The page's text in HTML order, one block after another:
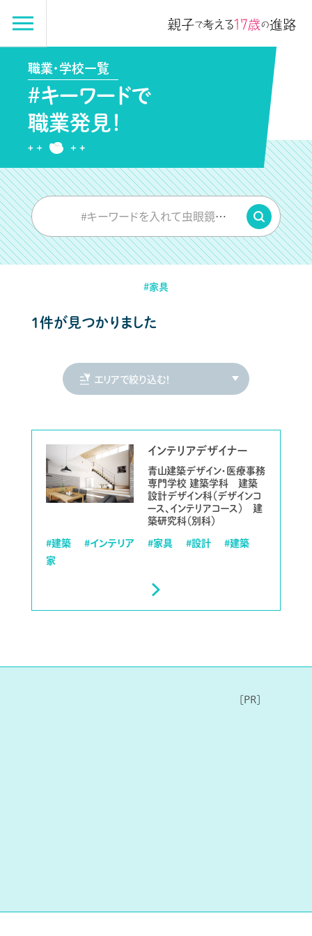
職業・学校一覧
#キーワードで
職業発見！
#キーワードを入れて虫眼鏡をPUSH
#家具
1件が見つかりました
インテリアデザイナー
青山建築デザイン・医療事務
専門学校 建築学科 建築
設計デザイン科（デザインコ
ース、インテリアコース） 建
築研究科（別科）
#建築 #インテリア #家具 #設計
#建築
家